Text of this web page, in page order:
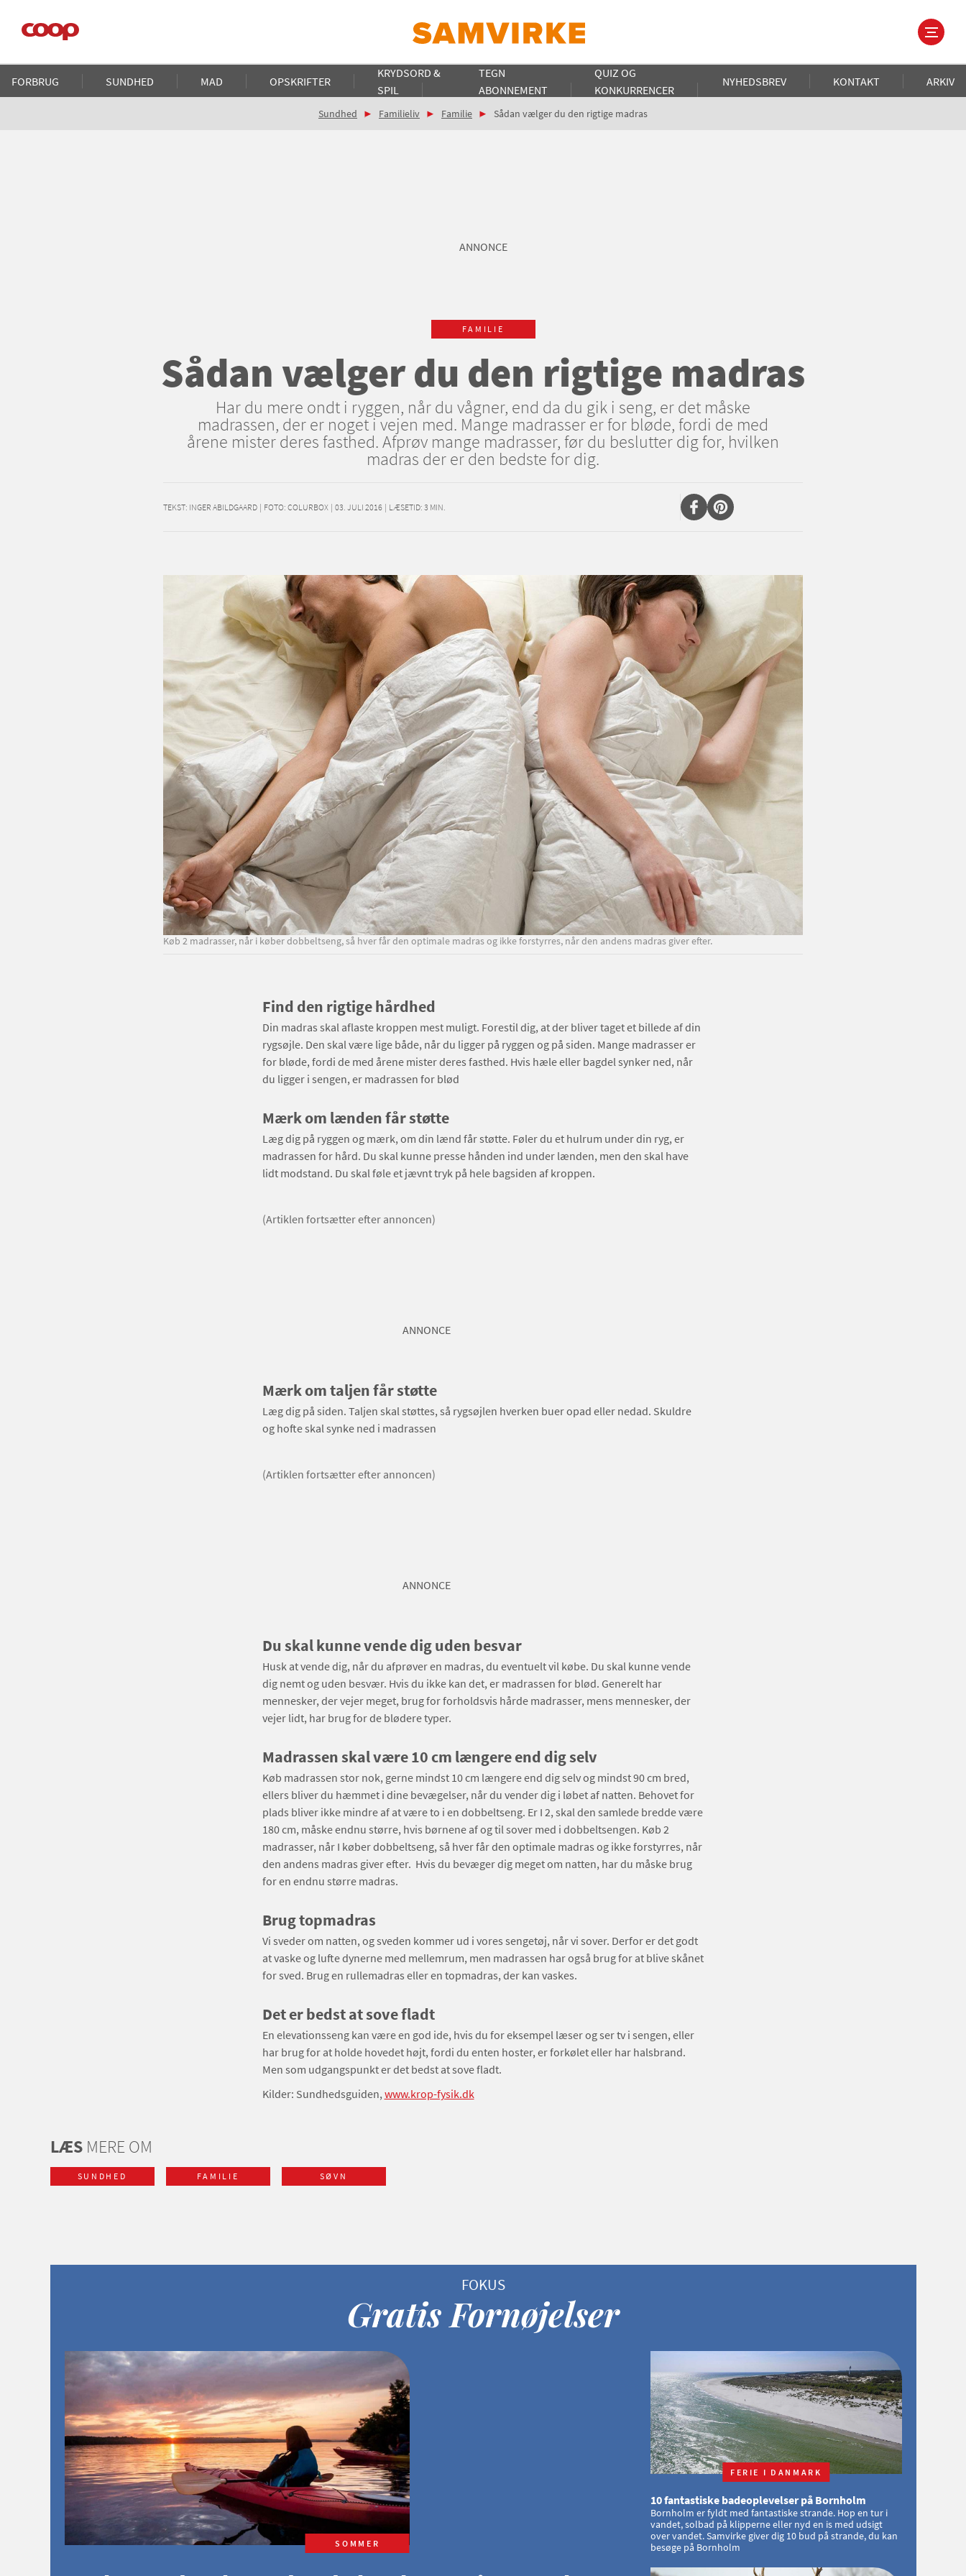
hovedindhold
Main
navigation
FORBRUG SUNDHED MAD OPSKRIFTER
KRYDSORD &
SPIL
TEGN
ABONNEMENT
QUIZ OG
KONKURRENCER
NYHEDSBREV KONTAKT ARKIV
Brødkrumme
Sundhed Familieliv Familie Sådan vælger du den rigtige madras
ANNONCE
FAMILIE
Sådan vælger du den rigtige madras
Har du mere ondt i ryggen, når du vågner, end da du gik i seng, er det måske
madrassen, der er noget i vejen med. Mange madrasser er for bløde, fordi de med
årene mister deres fasthed. Afprøv mange madrasser, før du beslutter dig for, hvilken
madras der er den bedste for dig.
TEKST: INGER ABILDGAARD | FOTO: COLURBOX | 03. JULI 2016 | LÆSETID: 3 MIN.
Køb 2 madrasser, når i køber dobbeltseng, så hver får den optimale madras og ikke forstyrres, når den andens madras giver efter.
Find den rigtige hårdhed
Din madras skal aflaste kroppen mest muligt. Forestil dig, at der bliver taget et billede af din
rygsøjle. Den skal være lige både, når du ligger på ryggen og på siden. Mange madrasser er
for bløde, fordi de med årene mister deres fasthed. Hvis hæle eller bagdel synker ned, når
du ligger i sengen, er madrassen for blød
Mærk om lænden får støtte
Læg dig på ryggen og mærk, om din lænd får støtte. Føler du et hulrum under din ryg, er
madrassen for hård. Du skal kunne presse hånden ind under lænden, men den skal have
lidt modstand. Du skal føle et jævnt tryk på hele bagsiden af kroppen.
(Artiklen fortsætter efter annoncen)
ANNONCE
Mærk om taljen får støtte
Læg dig på siden. Taljen skal støttes, så rygsøjlen hverken buer opad eller nedad. Skuldre
og hofte skal synke ned i madrassen
(Artiklen fortsætter efter annoncen)
ANNONCE
Du skal kunne vende dig uden besvar
Husk at vende dig, når du afprøver en madras, du eventuelt vil købe. Du skal kunne vende
dig nemt og uden besvær. Hvis du ikke kan det, er madrassen for blød. Generelt har
mennesker, der vejer meget, brug for forholdsvis hårde madrasser, mens mennesker, der
vejer lidt, har brug for de blødere typer.
Madrassen skal være 10 cm længere end dig selv
Køb madrassen stor nok, gerne mindst 10 cm længere end dig selv og mindst 90 cm bred,
ellers bliver du hæmmet i dine bevægelser, når du vender dig i løbet af natten. Behovet for
plads bliver ikke mindre af at være to i en dobbeltseng. Er I 2, skal den samlede bredde være
180 cm, måske endnu større, hvis børnene af og til sover med i dobbeltsengen. Køb 2
madrasser, når I køber dobbeltseng, så hver får den optimale madras og ikke forstyrres, når
den andens madras giver efter. Hvis du bevæger dig meget om natten, har du måske brug
for en endnu større madras.
Brug topmadras
Vi sveder om natten, og sveden kommer ud i vores sengetøj, når vi sover. Derfor er det godt
at vaske og lufte dynerne med mellemrum, men madrassen har også brug for at blive skånet
for sved. Brug en rullemadras eller en topmadras, der kan vaskes.
Det er bedst at sove fladt
En elevationsseng kan være en god ide, hvis du for eksempel læser og ser tv i sengen, eller
har brug for at holde hovedet højt, fordi du enten hoster, er forkølet eller har halsbrand.
Men som udgangspunkt er det bedst at sove fladt.
Kilder: Sundhedsguiden, www.krop-fysik.dk
LÆSMERE OM
SUNDHED FAMILIE SØVN
Gratis Fornøjelser
SOMMER
FERIE I DANMARK
10 fantastiske badeoplevelser på Bornholm
Bornholm er fyldt med fantastiske strande. Hop en tur i
vandet, solbad på klipperne eller nyd en is med udsigt
over vandet. Samvirke giver dig 10 bud på strande, du kan
besøge på Bornholm